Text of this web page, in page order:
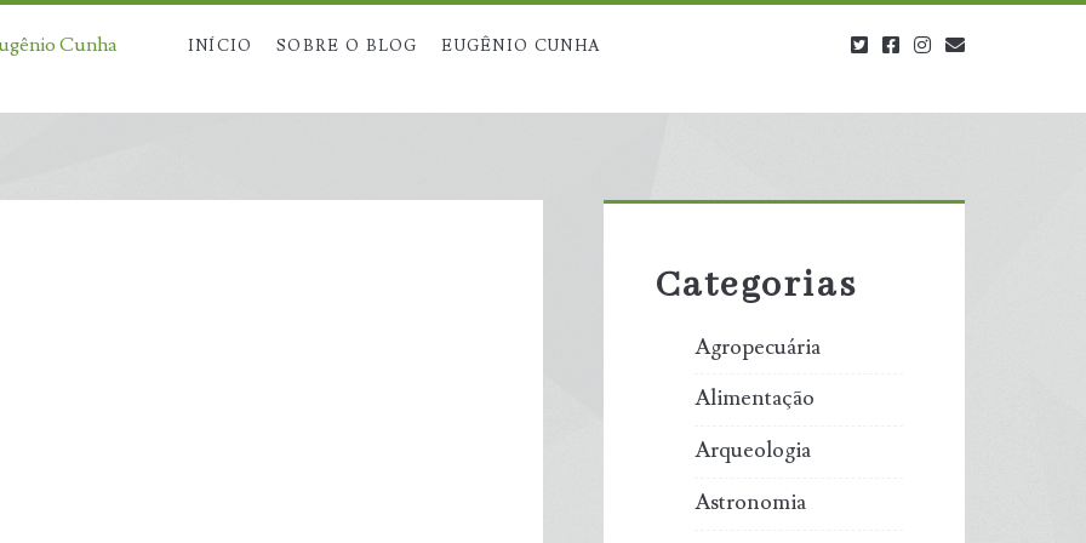
Cunha INÍCIO SOBRE O BLOG EUGÊNIO CUNHA twitterfacebookinstagram
Sidebar
Categorias
Agropecuária
Alimentação
Arqueologia
Astronomia